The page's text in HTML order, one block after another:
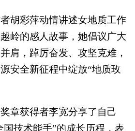
彩萍动情讲述女地质工作
岭的感人故事，她倡议广大
肩，踔厉奋发、攻坚克难，
安全新征程中绽放“地质玫
获得者李宽分享了自己
国技术能手”的成长历程，表